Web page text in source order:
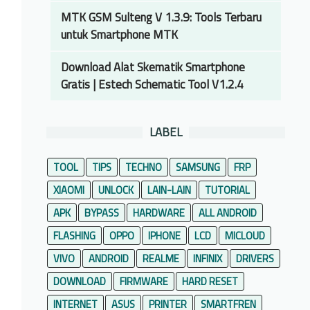
MTK GSM Sulteng V 1.3.9: Tools Terbaru
untuk Smartphone MTK
Download Alat Skematik Smartphone
Gratis | Estech Schematic Tool V1.2.4
LABEL
TOOL TIPS TECHNO SAMSUNG
FRP
XIAOMI
UNLOCK LAIN-LAIN
TUTORIAL
APK
BYPASS HARDWARE
ALL ANDROID
FLASHING
OPPO IPHONE LCD
MICLOUD
VIVO
ANDROID REALME INFINIX
DRIVERS
DOWNLOAD
FIRMWARE
HARD RESET
INTERNET
ASUS PRINTER
SMARTFREN